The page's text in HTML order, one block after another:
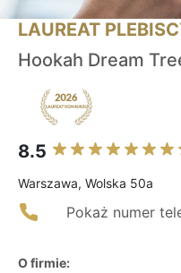
LAUREAT
Hookah Dream
8.5
Warszawa, Wolska 50a
Pokaż numer
O firmie: